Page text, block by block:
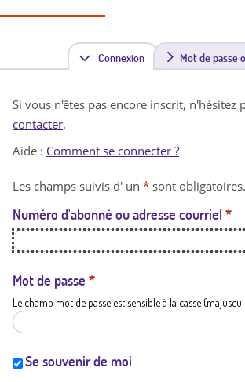
Connexion(
n
t
a
t
i
Mot de passe
Si vous n'êtes pas encore inscrit, n'hésitez
contacter.
Aide : Comment se connecter ?
Les champs suivis d' un * sont obligatoires.
Numéro d'abonné ou adresse courriel *
Mot de passe *
Le champ mot de passe est sensible à la casse
Se souvenir de moi